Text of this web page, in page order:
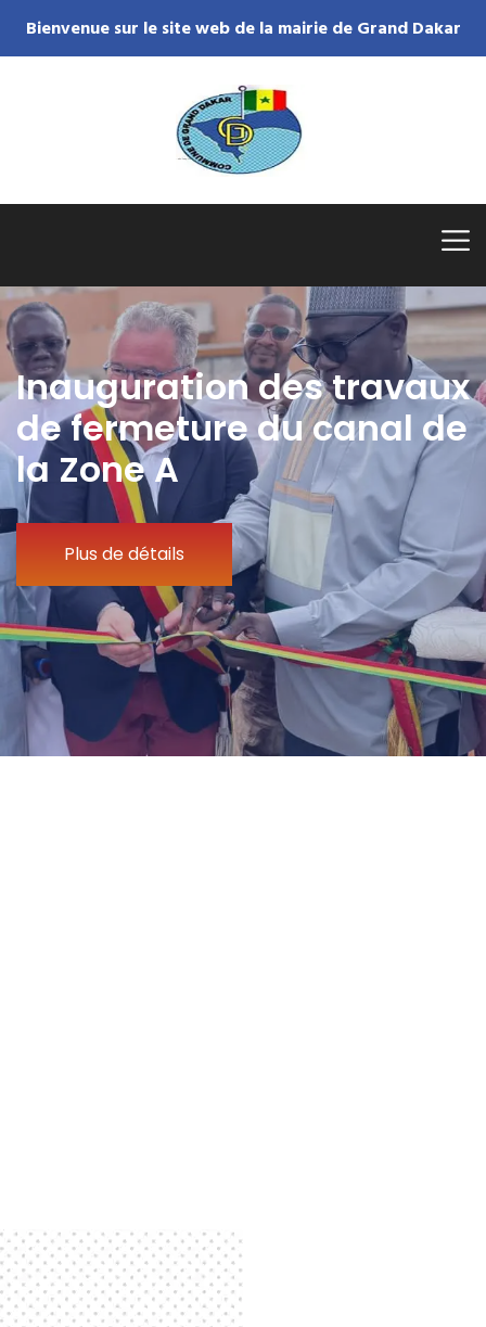
Bienvenue sur le site web de la mairie de Grand Dakar
Inauguration des travaux
de fermeture du canal de
la Zone A
Plus de détails